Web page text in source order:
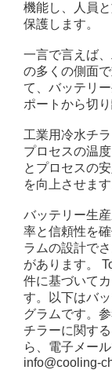
機能し、人員
保護します。
一言で言えば
の多くの側面
て、バッテリ
ポートから切り
工業用冷水チ
プロセスの温
とプロセスの
を向上させます
バッテリー生
率と信頼性を
ラムの設計で
があります。
件に基づいて
す。以下はバ
グラムです。
チラーに関す
ら、電子メー
info@cooling-